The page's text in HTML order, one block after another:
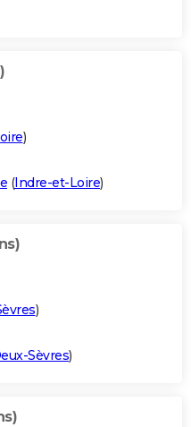
)
(Indre-et-Loire)
)
Sèvres)